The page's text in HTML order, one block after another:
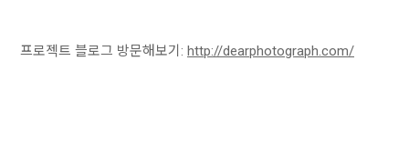
프로젝트 블로그 방문해보기: http://dearphotograph.com/